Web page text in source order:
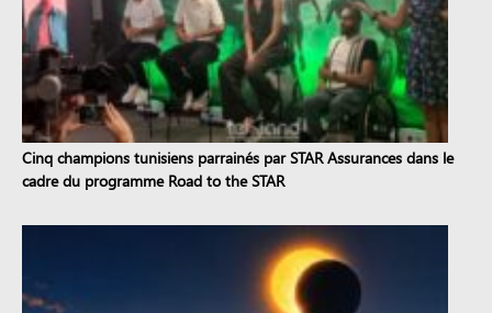
Cinq champions tunisiens parrainés par STAR Assurances dans le
cadre du programme Road to the STAR